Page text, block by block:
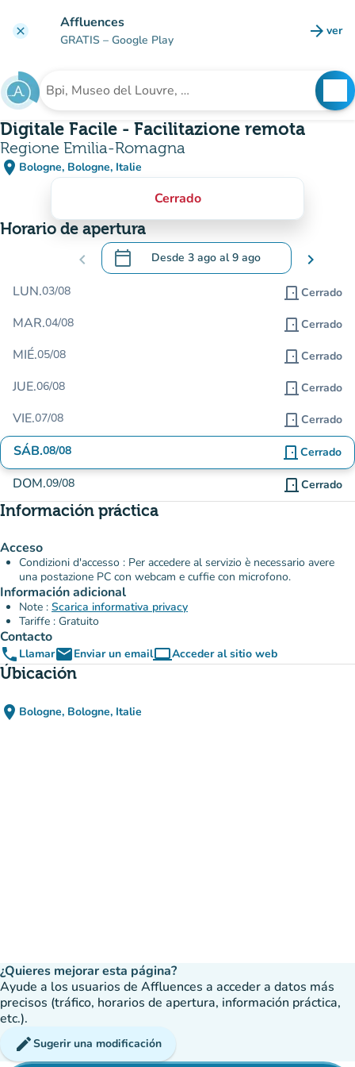
clear Affluences
GRATIS – Google Play arrow_forward ver
Buscar un establecimiento
Digitale Facile - Facilitazione remota
Regione Emilia-Romagna
place Bologne, Bologne, Italie
(abrir en Google Maps)
(nueva pestaña)
Cerrado
Horario de apertura
chevron_left calendar_today Desde 3 ago al9 ago
.Abra el calendario para cambiar las
chevron_right
LUN.03/08 door_front Cerrado
MAR.04/08 door_front Cerrado
MIÉ.05/08 door_front Cerrado
JUE.06/08 door_front Cerrado
VIE.07/08 door_front Cerrado
SÁB.08/08 door_front Cerrado
DOM.09/08 door_front Cerrado
Información práctica
Acceso
Condizioni d'accesso : Per accedere al servizio è necessario avere
una postazione PC con webcam e cuffie con microfono.
Información adicional
Note : Scarica informativa privacy
Tariffe : Gratuito
Contacto
phone LlamaremailEnviar un emailcomputerAcceder al sitio web
(nueva pestaña)
Úbicación
place Bologne, Bologne, Italie
(abrir en Google Maps)
(nueva pestaña)
¿Quieres mejorar esta página?
Ayude a los usuarios de Affluences a acceder a datos más
precisos (tráfico, horarios de apertura, información práctica,
etc.).
editSugerir una modificación